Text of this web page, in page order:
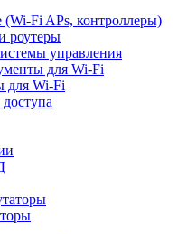
(Wi-Fi APs, контроллеры)
роутеры
управления
для Wi-Fi
для Wi-Fi